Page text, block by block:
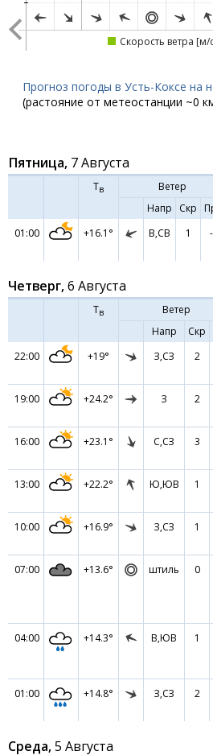
Скорость ветра [м/
Прогноз погоды в Усть-Коксе на
(растояние от метеостанции ~0
Пятница, 7 Августа
Тв Ветер
Напр
Скр
01:00
+16.1° В,СВ 1
Четверг,6 Августа
Тв Ветер
Напр
Скр
22:00
+19° З,СЗ 2
19:00 +24.2° З 2
16:00 +23.1° С,СЗ 3
13:00 +22.2° Ю,ЮВ 1
10:00 +16.9° З,СЗ 1
07:00 +13.6° штиль 0
04:00 +14.3° В,ЮВ 1
01:00 +14.8° З,СЗ 2
Среда,5 Августа